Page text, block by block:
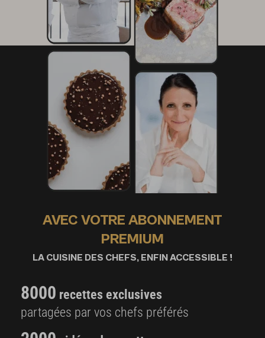
AVEC VOTRE ABONNEMENT
PREMIUM
LA CUISINE DES CHEFS, ENFIN ACCESSIBLE !
8000 recettes exclusives
partagées par vos chefs préférés